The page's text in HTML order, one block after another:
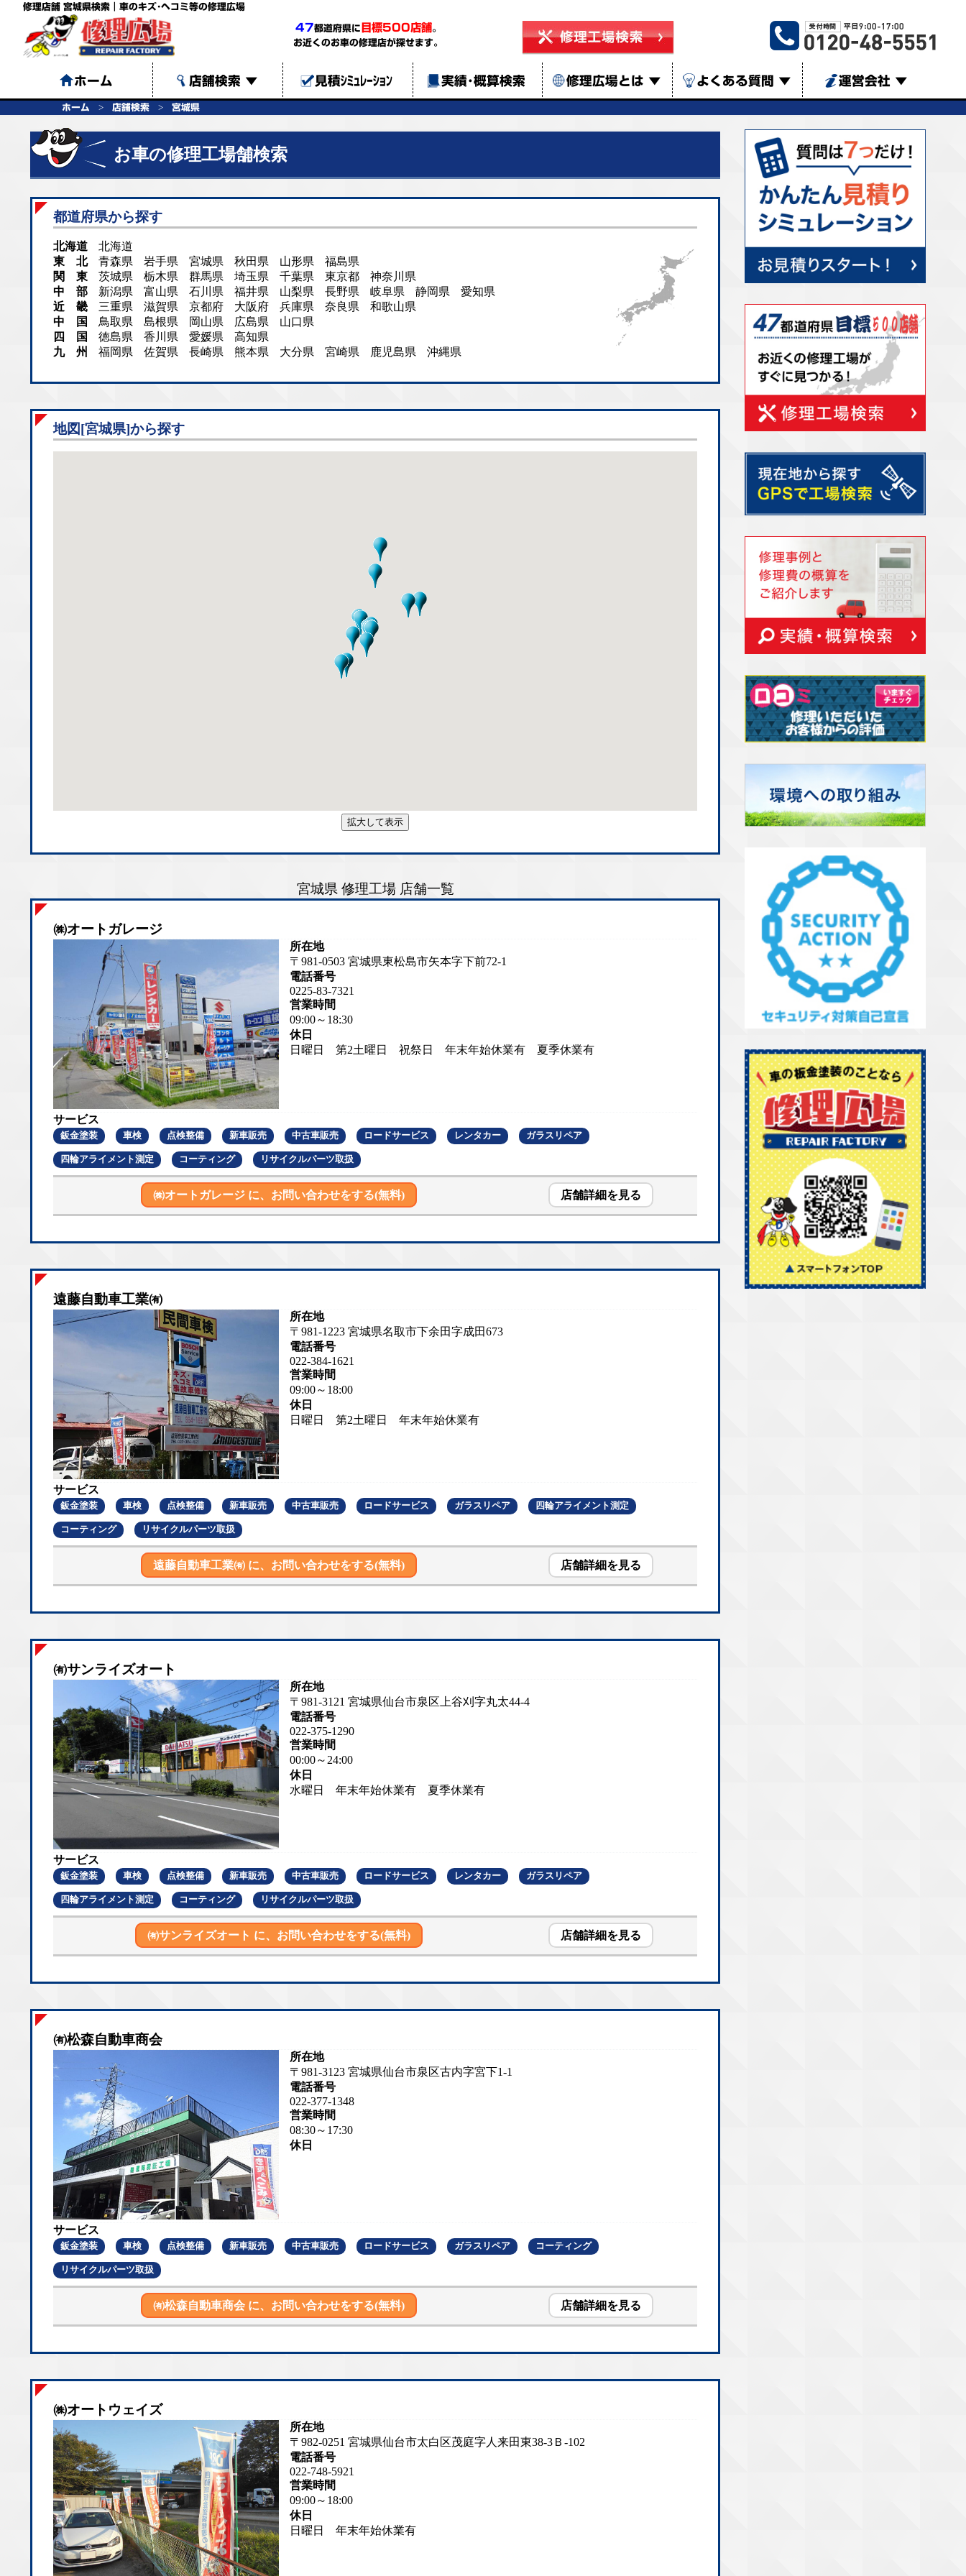
修理店舗 宮城県検索｜車のキズ･ヘコミ等の修理広場
47都道府県に 目標500店舗。
お近くのお車の修理店が探せます。
ホーム 店舗検索 ▼ 見積ｼﾐｭﾚｰｼｮﾝ 実績･概算検索 修理広場とは ▼ よくある質問 ▼ 運営会社 ▼
ホーム 店舗検索 宮城県
お車の修理工場舗検索
都道府県から探す
北海道
北海道
東 北
青森県 岩手県 宮城県 秋田県 山形県
福島県
関 東
茨城県 栃木県 群馬県 埼玉県 千葉県 東京都
神奈川県
中 部
新潟県 富山県 石川県 福井県 山梨県 長野県 岐阜県 静岡県
愛知県
近 畿
三重県 滋賀県 京都府 大阪府 兵庫県 奈良県
和歌山県
中 国
鳥取県 島根県 岡山県 広島県
山口県
四 国
徳島県 香川県 愛媛県
高知県
九 州
福岡県 佐賀県 長崎県 熊本県 大分県 宮崎県 鹿児島県 沖縄県
地図[宮城県]から探す
拡大して表示
宮城県 修理工場 店舗一覧
㈱オートガレージ
所在地
〒981-0503 宮城県東松島市矢本字下前72-1
電話番号
0225-83-7321
営業時間
09:00～18:30
休日
日曜日 第2土曜日 祝祭日 年末年始休業有 夏季休業有
サービス
鈑金塗装 車検 点検整備 新車販売 中古車販売 ロードサービス レンタカー ガラスリペア
四輪アライメント測定 コーティング リサイクルパーツ取扱
㈱オートガレージ に、 お問い合わせをする(無料) 店舗詳細を見る
遠藤自動車工業㈲
所在地
〒981-1223 宮城県名取市下余田字成田673
電話番号
022-384-1621
営業時間
09:00～18:00
休日
日曜日 第2土曜日 年末年始休業有
サービス
鈑金塗装 車検 点検整備 新車販売 中古車販売 ロードサービス ガラスリペア 四輪アライメント測定
コーティング リサイクルパーツ取扱
遠藤自動車工業㈲ に、 お問い合わせをする(無料) 店舗詳細を見る
㈲サンライズオート
所在地
〒981-3121 宮城県仙台市泉区上谷刈字丸太44-4
電話番号
022-375-1290
営業時間
00:00～24:00
休日
水曜日 年末年始休業有 夏季休業有
サービス
鈑金塗装 車検 点検整備 新車販売 中古車販売 ロードサービス レンタカー ガラスリペア
四輪アライメント測定 コーティング リサイクルパーツ取扱
㈲サンライズオート に、 お問い合わせをする(無料) 店舗詳細を見る
㈲松森自動車商会
所在地
〒981-3123 宮城県仙台市泉区古内字宮下1-1
電話番号
022-377-1348
営業時間
08:30～17:30
休日
サービス
鈑金塗装 車検 点検整備 新車販売 中古車販売 ロードサービス ガラスリペア コーティング
リサイクルパーツ取扱
㈲松森自動車商会 に、 お問い合わせをする(無料) 店舗詳細を見る
㈱オートウェイズ
所在地
〒982-0251 宮城県仙台市太白区茂庭字人来田東38-3Ｂ-102
電話番号
022-748-5921
営業時間
09:00～18:00
休日
日曜日 年末年始休業有